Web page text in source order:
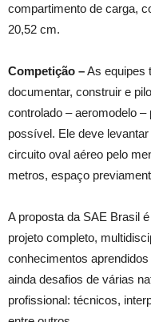
compartimento de carga,
20,52 cm.
Competição –As equipes
documentar, construir e
controlado – aeromodelo
possível. Ele deve
circuito oval aéreo pelo
metros, espaço
A proposta da SAE Brasil
projeto completo,
conhecimentos
ainda desafios de várias
profissional: técnicos,